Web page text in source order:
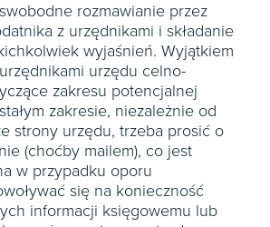
rozmawianie przez
z urzędnikami i składanie
wyjaśnień. Wyjątkiem
urzędu celno-
zakresu potencjalnej
zakresie, niezależnie od
strony urzędu, trzeba prosić o
(choćby mailem), co jest
w przypadku oporu
się na konieczność
informacji księgowemu lub